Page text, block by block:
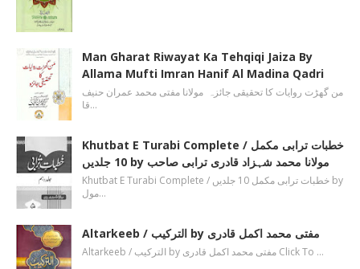
Man Gharat Riwayat Ka Tehqiqi Jaiza By
Allama Mufti Imran Hanif Al Madina Qadri
من گھڑت روایات کا تحقیقی جائزہ مولانا مفتی محمد عمران حنیف
قا…
Khutbat E Turabi Complete / خطبات ترابی مکمل
10 جلدیں by مولانا محمد شہزاد قادری ترابی صاحب
Khutbat E Turabi Complete / خطبات ترابی مکمل 10 جلدیں by
مول…
Altarkeeb / الترکیب by مفتی محمد اکمل قادری
Altarkeeb / الترکیب by مفتی محمد اکمل قادری Click To …